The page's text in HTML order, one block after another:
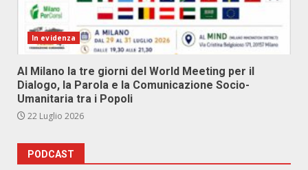
In evidenza
Al Milano la tre giorni del World Meeting per il
Dialogo, la Parola e la Comunicazione Socio-
Umanitaria tra i Popoli
22 Luglio 2026
PODCAST